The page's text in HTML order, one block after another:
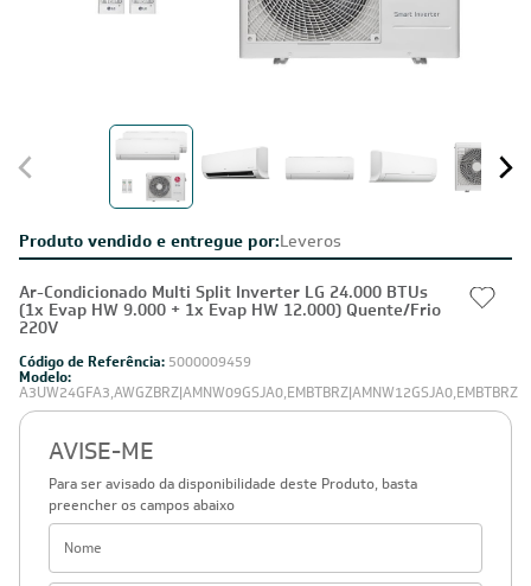
Produto vendido e entregue por:Leveros
Ar-Condicionado Multi Split Inverter LG 24.000 BTUs
(1x Evap HW 9.000 + 1x Evap HW 12.000) Quente/Frio
220V
Código de Referência: 5000009459
Modelo:
A3UW24GFA3,AWGZBRZ|AMNW09GSJA0,EMBTBRZ|AMNW12GSJA0,EMBTBRZ
AVISE-ME
Para ser avisado da disponibilidade deste Produto, basta
preencher os campos abaixo